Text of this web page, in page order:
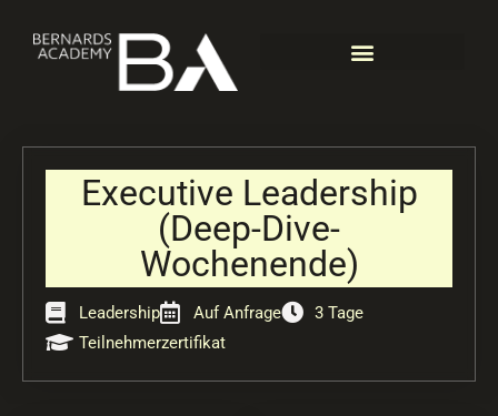
Inhalt
Executive Leadership
(Deep-Dive-
Wochenende)
Leadership Auf Anfrage
3 Tage
Teilnehmerzertifikat